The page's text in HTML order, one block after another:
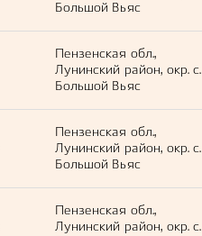
Большой Вьяс
Пензенская обл.,
Лунинский район, окр. с.
Большой Вьяс
Пензенская обл.,
Лунинский район, окр. с.
Большой Вьяс
Пензенская обл.,
Лунинский район, окр. с.